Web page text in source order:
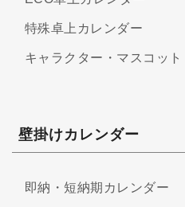
特殊卓上カレンダー
キャラクター・マスコット
壁掛けカレンダー
即納・短納期カレンダー